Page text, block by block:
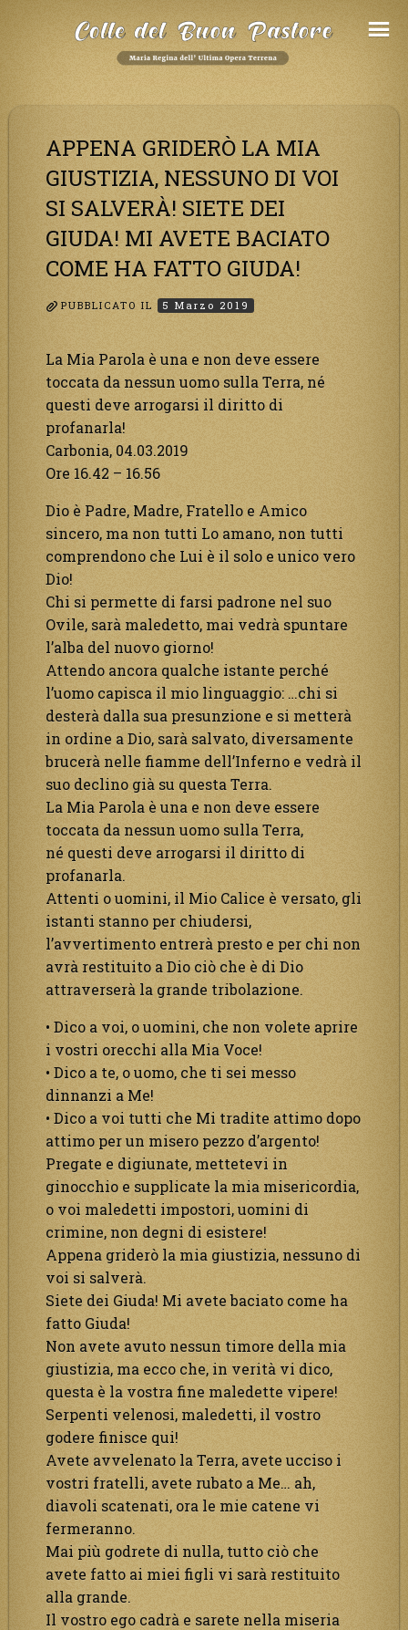
APPENA GRIDERÒ LA MIA
GIUSTIZIA, NESSUNO DI VOI
SI SALVERÀ! SIETE DEI
GIUDA! MI AVETE BACIATO
COME HA FATTO GIUDA!
PUBBLICATO IL 5 Marzo 2019
La Mia Parola è una e non deve essere
toccata da nessun uomo sulla Terra, né
questi deve arrogarsi il diritto di
profanarla!
Carbonia, 04.03.2019
Ore 16.42 – 16.56
Dio è Padre, Madre, Fratello e Amico
sincero, ma non tutti Lo amano, non tutti
comprendono che Lui è il solo e unico vero
Dio!
Chi si permette di farsi padrone nel suo
Ovile, sarà maledetto, mai vedrà spuntare
l’alba del nuovo giorno!
Attendo ancora qualche istante perché
l’uomo capisca il mio linguaggio: …chi si
desterà dalla sua presunzione e si metterà
in ordine a Dio, sarà salvato, diversamente
brucerà nelle fiamme dell’Inferno e vedrà il
suo declino già su questa Terra.
La Mia Parola è una e non deve essere
toccata da nessun uomo sulla Terra,
né questi deve arrogarsi il diritto di
profanarla.
Attenti o uomini, il Mio Calice è versato, gli
istanti stanno per chiudersi,
l’avvertimento entrerà presto e per chi non
avrà restituito a Dio ciò che è di Dio
attraverserà la grande tribolazione.
• Dico a voi, o uomini, che non volete aprire
i vostri orecchi alla Mia Voce!
• Dico a te, o uomo, che ti sei messo
dinnanzi a Me!
• Dico a voi tutti che Mi tradite attimo dopo
attimo per un misero pezzo d’argento!
Pregate e digiunate, mettetevi in
ginocchio e supplicate la mia misericordia,
o voi maledetti impostori, uomini di
crimine, non degni di esistere!
Appena griderò la mia giustizia, nessuno di
voi si salverà.
Siete dei Giuda! Mi avete baciato come ha
fatto Giuda!
Non avete avuto nessun timore della mia
giustizia, ma ecco che, in verità vi dico,
questa è la vostra fine maledette vipere!
Serpenti velenosi, maledetti, il vostro
godere finisce qui!
Avete avvelenato la Terra, avete ucciso i
vostri fratelli, avete rubato a Me… ah,
diavoli scatenati, ora le mie catene vi
fermeranno.
Mai più godrete di nulla, tutto ciò che
avete fatto ai miei figli vi sarà restituito
alla grande.
Il vostro ego cadrà e sarete nella miseria